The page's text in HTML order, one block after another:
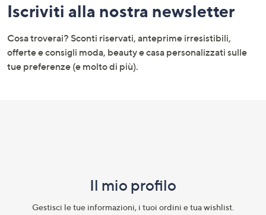
menu
e
informazioni
Iscriviti alla nostra newsletter
Cosa troverai? Sconti riservati, anteprime irresistibili,
offerte e consigli moda, beauty e casa personalizzati sulle
tue preferenze (e molto di più).
Il mio profilo​
Gestisci le tue informazioni, i tuoi ordini e tua wishlist.​